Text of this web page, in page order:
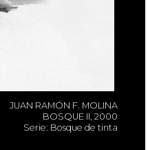
JUAN RAMÓN F. MOLINA
BOSQUE II, 2000
Serie: Bosque de tinta